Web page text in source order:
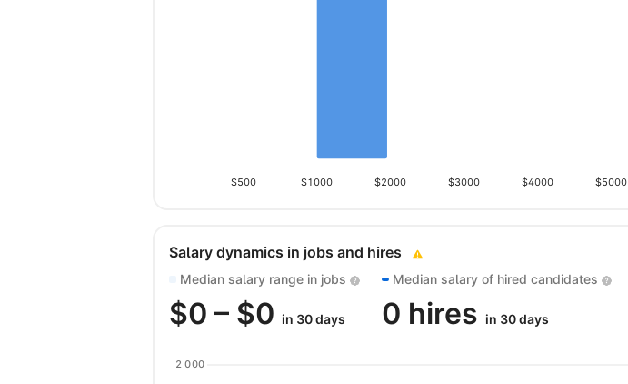
$500 $1000 $2000 $3000 $4000 $5000
Salary dynamics in jobs and hires
Median salary range in jobs
$0 – $0 in 30 days
Median salary of hired candidates
0 hires in 30 days
2 000